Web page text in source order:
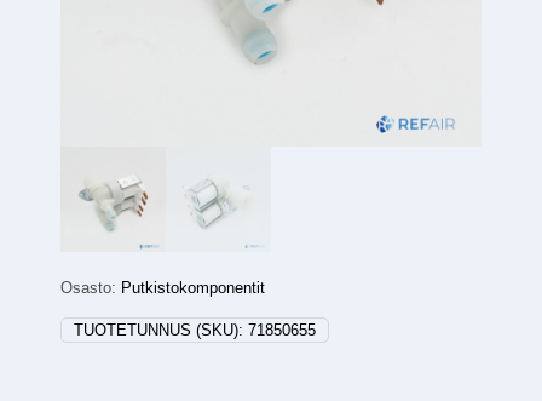
Osasto: Putkistokomponentit
TUOTETUNNUS (SKU): 71850655